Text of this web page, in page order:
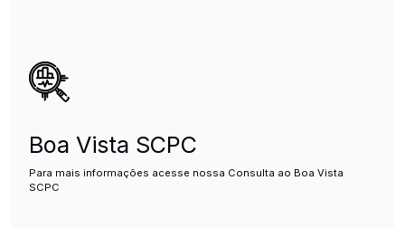
Boa Vista SCPC
Para mais informações acesse nossa Consulta ao Boa Vista
SCPC